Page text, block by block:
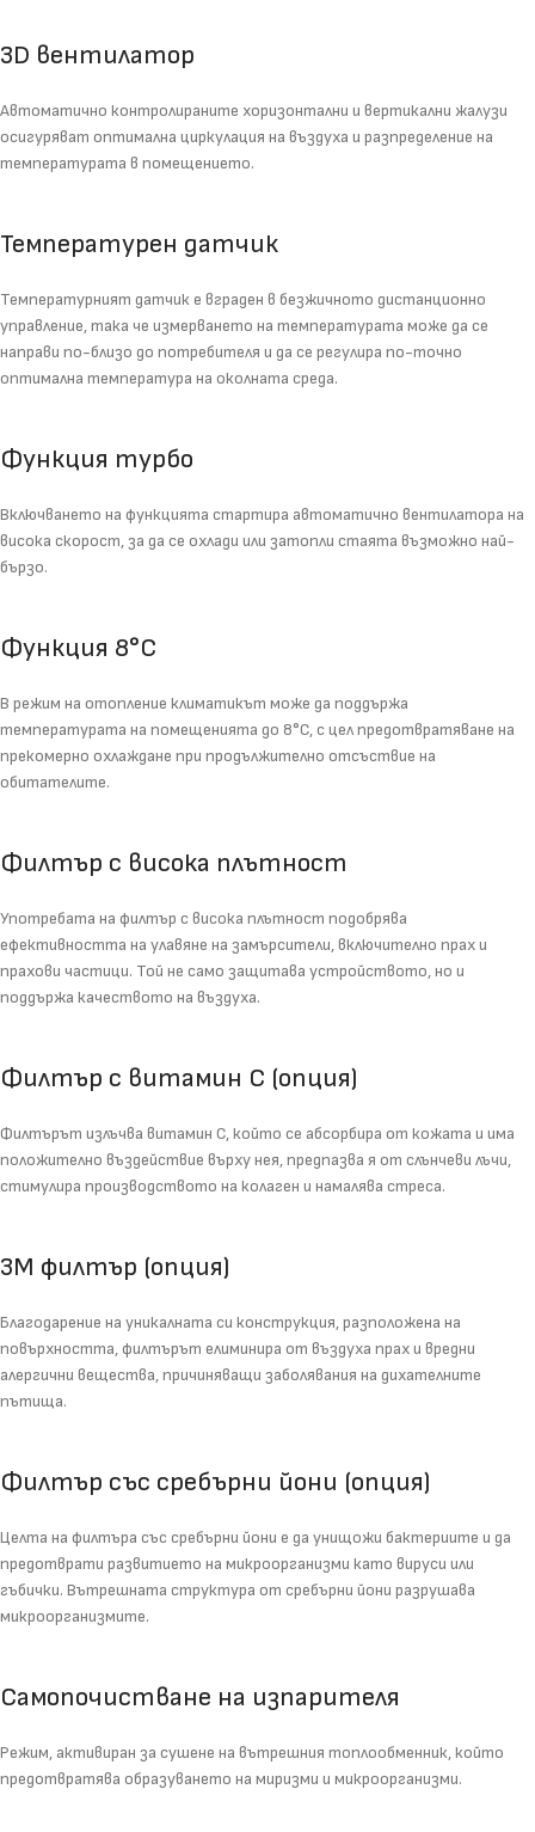
3D вентилатор
Автоматично контролираните хоризонтални и вертикални жалузи
осигуряват оптимална циркулация на въздуха и разпределение на
температурата в помещението.
Температурен датчик
Температурният датчик е вграден в безжичното дистанционно
управление, така че измерването на температурата може да се
направи по-близо до потребителя и да се регулира по-точно
оптимална температура на околната среда.
Функция турбо
Включването на функцията стартира автоматично вентилатора на
висока скорост, за да се охлади или затопли стаята възможно най-
бързо.
Функция 8°C
В режим на отопление климатикът може да поддържа
температурата на помещенията до 8°C, с цел предотвратяване на
прекомерно охлаждане при продължително отсъствие на
обитателите.
Филтър с висока плътност
Употребата на филтър с висока плътност подобрява
ефективността на улавяне на замърсители, включително прах и
прахови частици. Той не само защитава устройството, но и
поддържа качеството на въздуха.
Филтър с витамин С (опция)
Филтърът излъчва витамин С, който се абсорбира от кожата и има
положително въздействие върху нея, предпазва я от слънчеви лъчи,
стимулира производството на колаген и намалява стреса.
3М филтър (опция)
Благодарение на уникалната си конструкция, разположена на
повърхността, филтърът елиминира от въздуха прах и вредни
алергични вещества, причиняващи заболявания на дихателните
пътища.
Филтър със сребърни йони (опция)
Целта на филтъра със сребърни йони е да унищожи бактериите и да
предотврати развитието на микроорганизми като вируси или
гъбички. Вътрешната структура от сребърни йони разрушава
микроорганизмите.
Самопочистване на изпарителя
Режим, активиран за сушене на вътрешния топлообменник, който
предотвратява образуването на миризми и микроорганизми.